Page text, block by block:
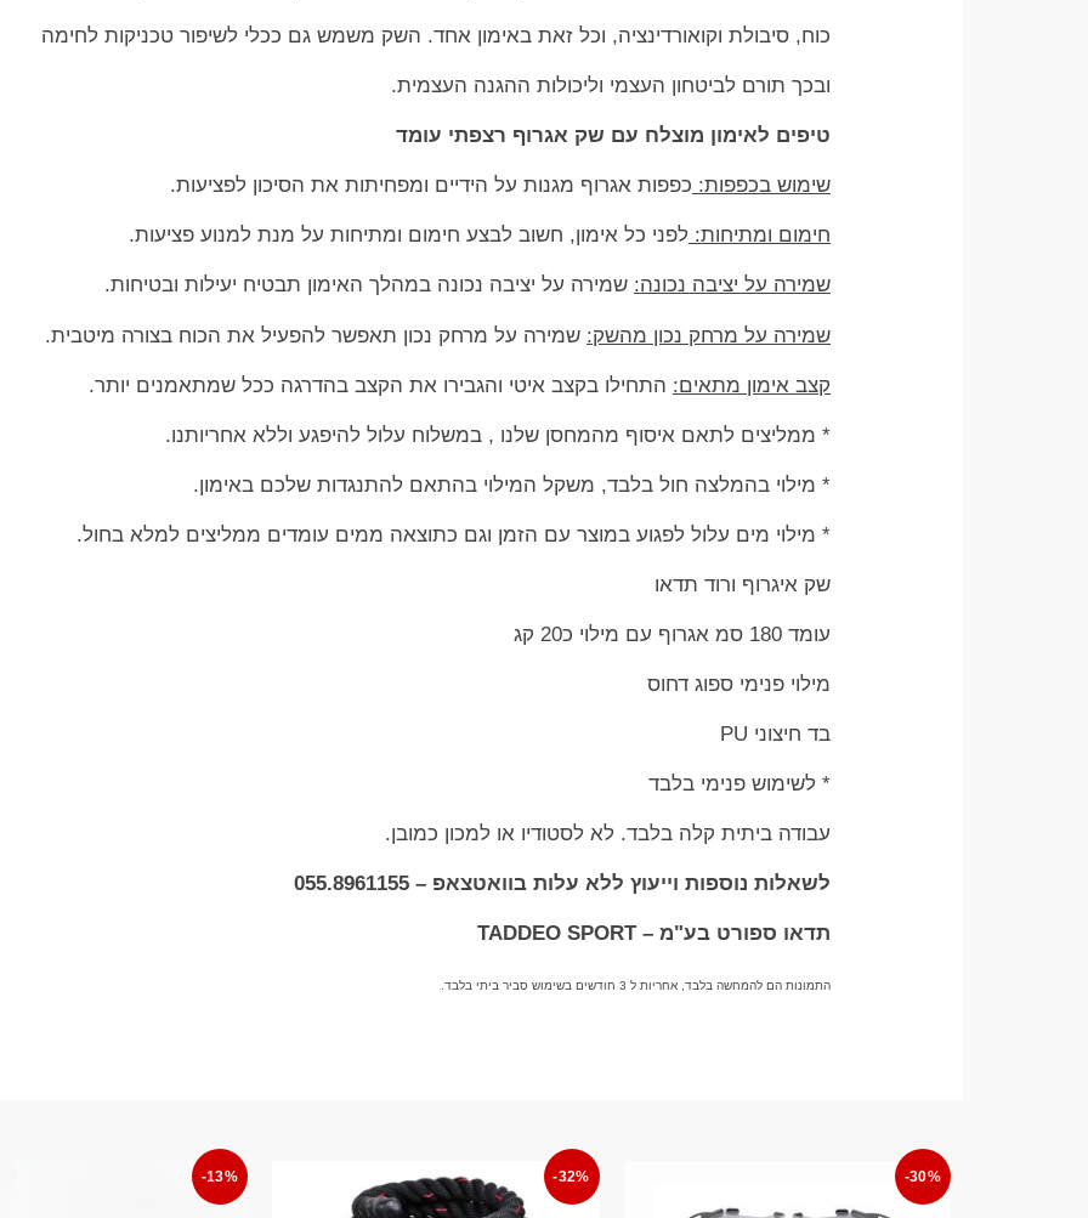
כוח, סיבולת וקואורדינציה, וכל זאת באימון אחד. השק משמש גם ככלי לשיפור טכניקות לחימה
ובכך תורם לביטחון העצמי וליכולות ההגנה העצמית.
טיפים לאימון מוצלח עם שק אגרוף רצפתי עומד
שימוש בכפפות: כפפות אגרוף מגנות על הידיים ומפחיתות את הסיכון לפציעות.
חימום ומתיחות: לפני כל אימון, חשוב לבצע חימום ומתיחות על מנת למנוע פציעות.
שמירה על יציבה נכונה: שמירה על יציבה נכונה במהלך האימון תבטיח יעילות ובטיחות.
שמירה על מרחק נכון מהשק: שמירה על מרחק נכון תאפשר להפעיל את הכוח בצורה מיטבית.
קצב אימון מתאים: התחילו בקצב איטי והגבירו את הקצב בהדרגה ככל שמתאמנים יותר.
* ממליצים לתאם איסוף מהמחסן שלנו , במשלוח עלול להיפגע וללא אחריותנו.
* מילוי בהמלצה חול בלבד, משקל המילוי בהתאם להתנגדות שלכם באימון.
* מילוי מים עלול לפגוע במוצר עם הזמן וגם כתוצאה ממים עומדים ממליצים למלא בחול.
שק איגרוף ורוד תדאו
עומד 180 סמ אגרוף עם מילוי כ20 קג
מילוי פנימי ספוג דחוס
בד חיצוני PU
* לשימוש פנימי בלבד
עבודה ביתית קלה בלבד. לא לסטודיו או למכון כמובן.
לשאלות נוספות וייעוץ ללא עלות בוואטצאפ – 055.8961155
תדאו ספורט בע"מ – TADDEO SPORT
התמונות הם להמחשה בלבד, אחריות ל 3 חודשים בשימוש סביר ביתי בלבד.
-30%
-32%
-13%